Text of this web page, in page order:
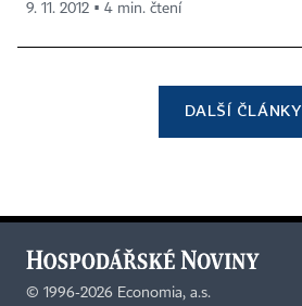
9. 11. 2012 ▪ 4 min. čtení
DALŠÍ ČLÁNKY
© 1996-2026 Economia, a.s.